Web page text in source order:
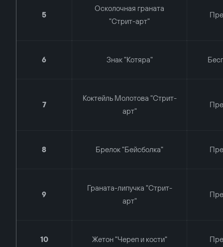
5
Осколочная граната
"Стрит-арт"
6 Знак "Котяра"
7
Коктейль Молотова "Стрит-
арт"
8 Брелок "Бейсболка"
9
Граната-липучка "Стрит-
арт"
10 Жетон "Череп и кости"